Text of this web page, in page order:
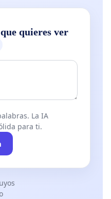
quieres ver
La IA
para ti.